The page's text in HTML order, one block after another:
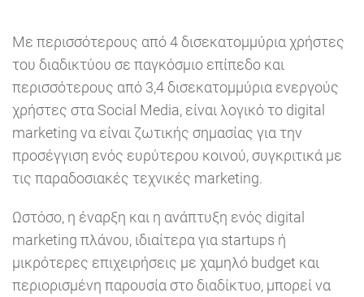
Με περισσότερους από 4 δισεκατομμύρια χρήστες
του διαδικτύου σε παγκόσμιο επίπεδο και
περισσότερους από 3,4 δισεκατομμύρια ενεργούς
χρήστες στα Social Media, είναι λογικό το digital
marketing να είναι ζωτικής σημασίας για την
προσέγγιση ενός ευρύτερου κοινού, συγκριτικά με
τις παραδοσιακές τεχνικές marketing.
Ωστόσο, η έναρξη και η ανάπτυξη ενός digital
marketing πλάνου, ιδιαίτερα για startups ή
μικρότερες επιχειρήσεις με χαμηλό budget και
περιορισμένη παρουσία στο διαδίκτυο, μπορεί να